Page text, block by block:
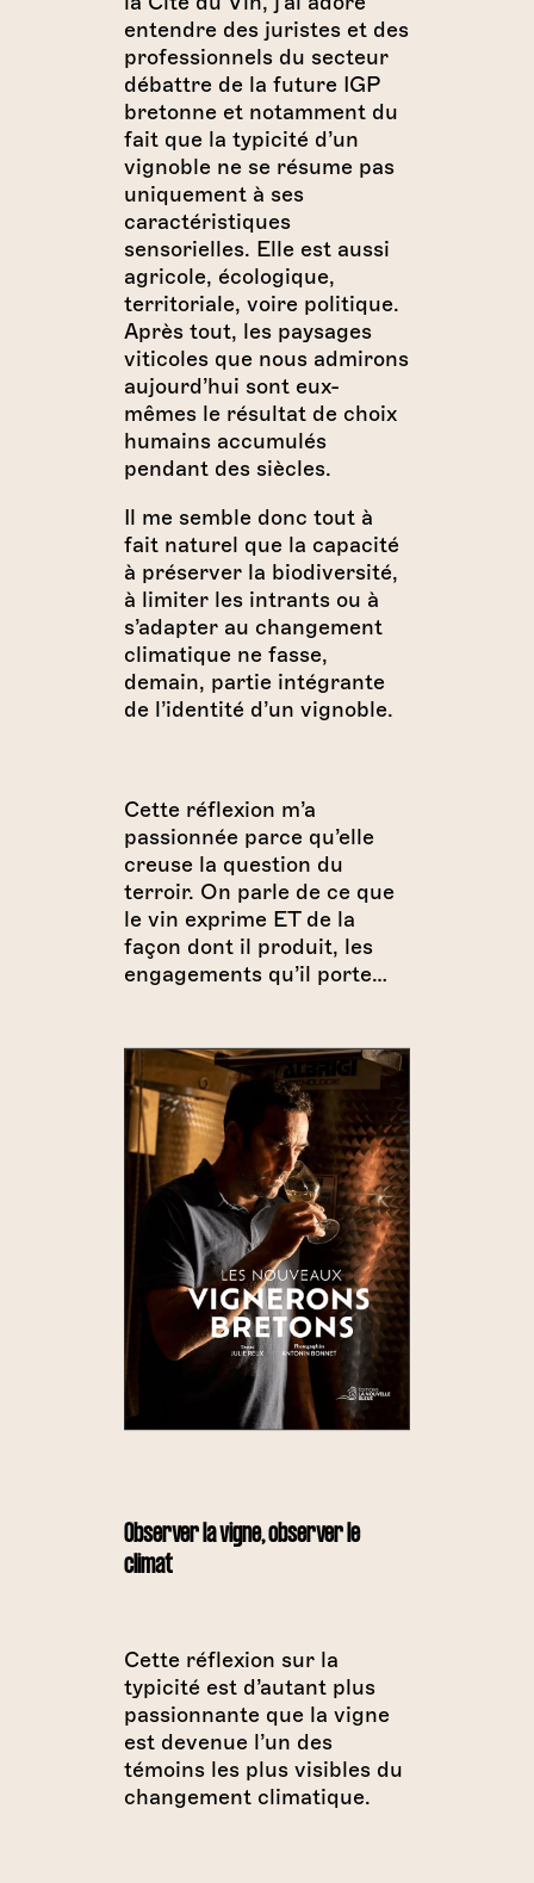
entendre des juristes et des
professionnels du secteur
débattre de la future IGP
bretonne et notamment du
fait que la typicité d’un
vignoble ne se résume pas
uniquement à ses
caractéristiques
sensorielles. Elle est aussi
agricole, écologique,
territoriale, voire politique.
Après tout, les paysages
viticoles que nous admirons
aujourd’hui sont eux-
mêmes le résultat de choix
humains accumulés
pendant des siècles.
Il me semble donc tout à
fait naturel que la capacité
à préserver la biodiversité,
à limiter les intrants ou à
s’adapter au changement
climatique ne fasse,
demain, partie intégrante
de l’identité d’un vignoble.
Cette réflexion m’a
passionnée parce qu’elle
creuse la question du
terroir. On parle de ce que
le vin exprime ET de la
façon dont il produit, les
engagements qu’il porte…
Observer la vigne, observer le
climat
Cette réflexion sur la
typicité est d’autant plus
passionnante que la vigne
est devenue l’un des
témoins les plus visibles du
changement climatique.